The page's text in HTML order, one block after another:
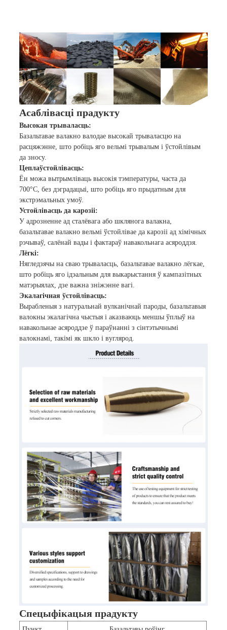
Асаблівасці прадукту
Высокая трываласць:
Базальтавае валакно валодае высокай трываласцю на
расцяжэнне, што робіць яго вельмі трывалым і ўстойлівым
да зносу.
Цеплаўстойлівасць:
Ён можа вытрымліваць высокія тэмпературы, часта да
700°C, без дэградацыі, што робіць яго прыдатным для
экстрэмальных умоў.
Устойлівасць да карозіі:
У адрозненне ад сталёвага або шклянога валакна,
базальтавае валакно вельмі ўстойлівае да карозіі ад хімічных
рэчываў, салёнай вады і фактараў навакольнага асяроддзя.
Лёгкі:
Нягледзячы на ​​сваю трываласць, базальтавае валакно лёгкае,
што робіць яго ідэальным для выкарыстання ў кампазітных
матэрыялах, дзе важна зніжэнне вагі.
Экалагічная ўстойлівасць:
Вырабленыя з натуральнай вулканічнай пароды, базальтавыя
валокны экалагічна чыстыя і аказваюць меншы ўплыў на
навакольнае асяроддзе ў параўнанні з сінтэтычнымі
валокнамі, такімі як шкло і вуглярод.
Спецыфікацыя прадукту